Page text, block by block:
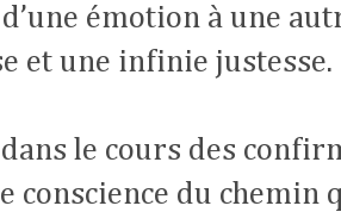
émotion à une
et une infinie
le cours des
conscience du chemin